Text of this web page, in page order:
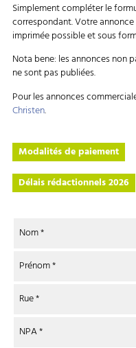
Simplement compléter le
correspondant. Votre
imprimée possible et sous
Nota bene: les annonces non
ne sont pas publiées.
Pour les annonces
Christen.
Modalités de paiement
Délais rédactionnels 2026
Nom*
Prénom*
Rue*
NPA*